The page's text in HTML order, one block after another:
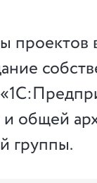
общей
группы.